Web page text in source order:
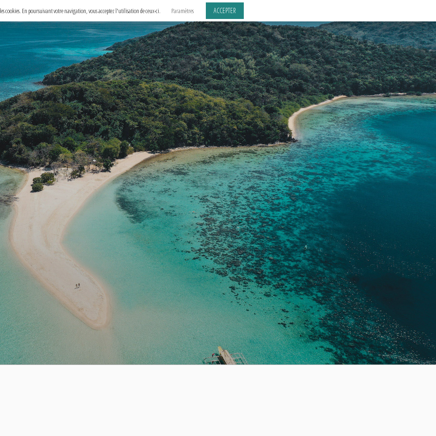
cookies. En poursuivant votre navigation, vous acceptez l'utilisation de ceux-ci. Paramètres ACCEPTER